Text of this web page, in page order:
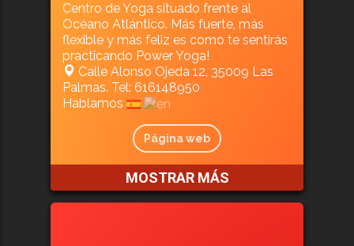
Centro de Yoga situado frente al
Océano Atlántico. Más fuerte, más
flexible y más feliz es como te sentirás
practicando Power Yoga!
Calle Alonso Ojeda 12, 35009 Las
Palmas. Tel: 616148950
Hablamos
Página web
MOSTRAR MÁS